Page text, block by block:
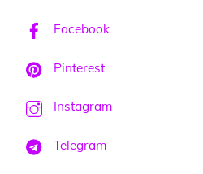
Facebook
Pinterest
Instagram
Telegram